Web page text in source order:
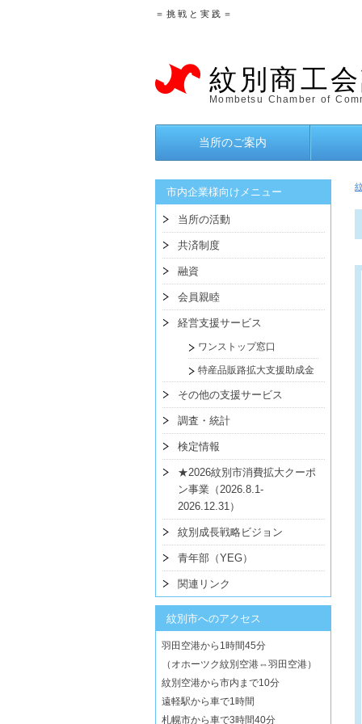
＝ 挑 戦 と 実 践 ＝
紋別商工
Mombetsu Chamber of
当所のご案内
市内企業様向けメニュー
当所の活動
共済制度
融資
会員親睦
経営支援サービス
ワンストップ窓口
特産品販路拡大支援助成金
その他の支援サービス
調査・統計
検定情報
★2026紋別市消費拡大クーポ
ン事業（2026.8.1-
2026.12.31）
紋別成長戦略ビジョン
青年部（YEG）
関連リンク
紋別市へのアクセス
羽田空港から1時間45分
（オホーツク紋別空港⇔羽田空港）
紋別空港から市内まで10分
遠軽駅から車で1時間
札幌市から車で3時間40分